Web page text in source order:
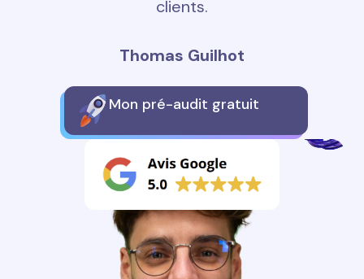
clients.
Thomas Guilhot
Mon pré-audit gratuit